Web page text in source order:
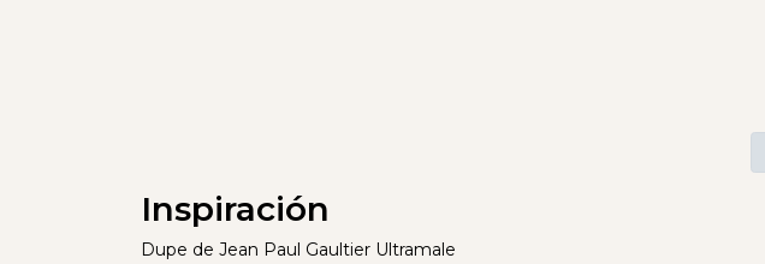
Inspiración
Dupe de Jean Paul Gaultier Ultramale